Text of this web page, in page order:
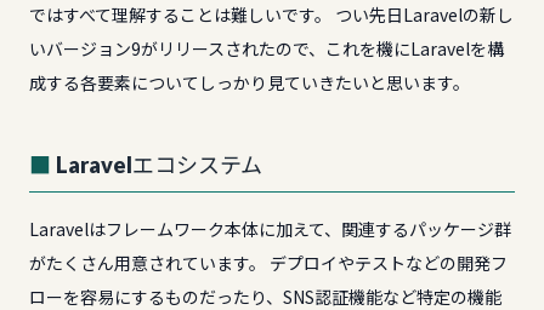
ではすべて理解することは難しいです。 つい先日Laravelの新し
いバージョン9がリリースされたので、これを機にLaravelを構
成する各要素についてしっかり見ていきたいと思います。
Laravelエコシステム
Laravelはフレームワーク本体に加えて、関連するパッケージ群
がたくさん用意されています。 デプロイやテストなどの開発フ
ローを容易にするものだったり、SNS認証機能など特定の機能